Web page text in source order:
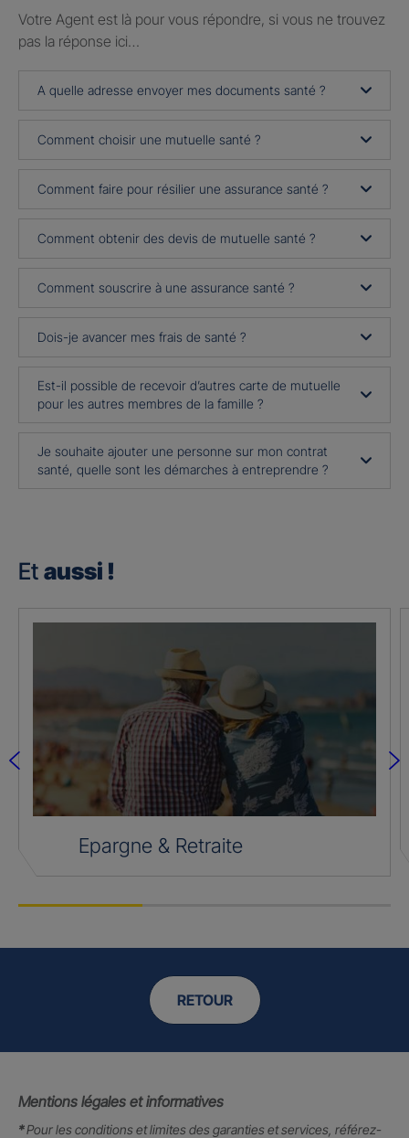
Votre Agent est là pour vous répondre, si vous ne trouvez
pas la réponse ici…
A quelle adresse envoyer mes documents santé ?
Comment choisir une mutuelle santé ?
Comment faire pour résilier une assurance santé ?
Comment obtenir des devis de mutuelle santé ?
Comment souscrire à une assurance santé ?
Dois-je avancer mes frais de santé ?
Est-il possible de recevoir d’autres carte de mutuelle
pour les autres membres de la famille ?
Je souhaite ajouter une personne sur mon contrat
santé, quelle sont les démarches à entreprendre ?
Et aussi !
Epargne & Retraite
RETOUR
Mentions légales et informatives
*Pour les conditions et limites des garanties et services, référez-